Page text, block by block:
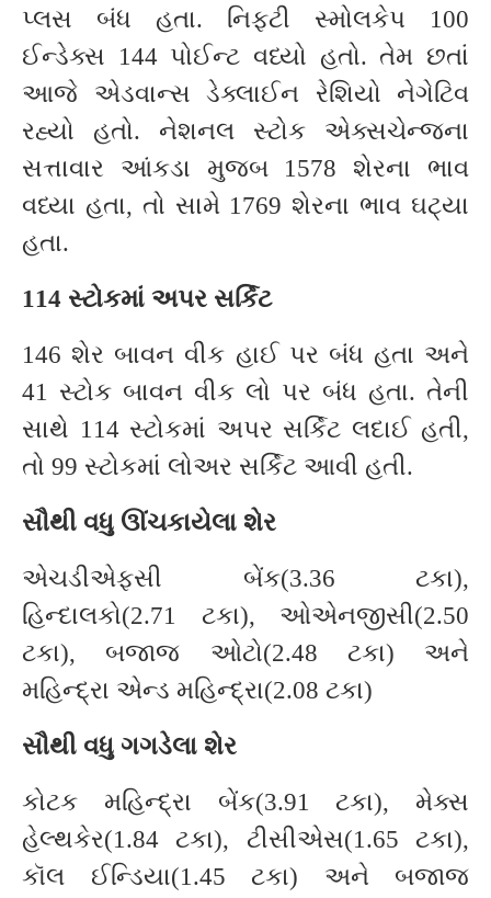
પ્લસ બંધ હતા. નિફ્ટી સ્મોલકેપ 100
ઈન્ડેક્સ 144 પોઈન્ટ વધ્યો હતો. તેમ છતાં
આજે એડવાન્સ ડેક્લાઈન રેશિયો નેગેટિવ
રહ્યો હતો. નેશનલ સ્ટોક એક્સચેન્જના
સત્તાવાર આંકડા મુજબ 1578 શેરના ભાવ
વધ્યા હતા, તો સામે 1769 શેરના ભાવ ઘટ્યા
હતા.
114 સ્ટોકમાં અપર સર્કિટ
146 શેર બાવન વીક હાઈ પર બંધ હતા અને
41 સ્ટોક બાવન વીક લો પર બંધ હતા. તેની
સાથે 114 સ્ટોકમાં અપર સર્કિટ લદાઈ હતી,
તો 99 સ્ટોકમાં લોઅર સર્કિટ આવી હતી.
સૌથી વધુ ઊંચકાયેલા શેર
એચડીએફસી બેંક(3.36 ટકા),
હિન્દાલકો(2.71 ટકા), ઓએનજીસી(2.50
ટકા), બજાજ ઓટો(2.48 ટકા) અને
મહિન્દ્રા એન્ડ મહિન્દ્રા(2.08 ટકા)
સૌથી વધુ ગગડેલા શેર
કોટક મહિન્દ્રા બેંક(3.91 ટકા), મેક્સ
હેલ્થકેર(1.84 ટકા), ટીસીએસ(1.65 ટકા),
કૉલ ઈન્ડિયા(1.45 ટકા) અને બજાજ